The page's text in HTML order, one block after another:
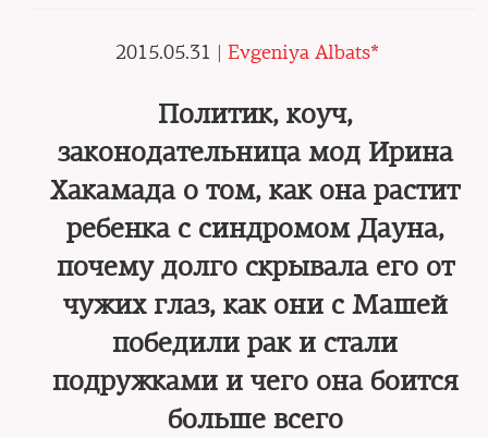
2015.05.31 | Evgeniya Albats*
Политик, коуч,
законодательница мод Ирина
Хакамада о том, как она растит
ребенка с синдромом Дауна,
почему долго скрывала его от
чужих глаз, как они с Машей
победили рак и стали
подружками и чего она боится
больше всего